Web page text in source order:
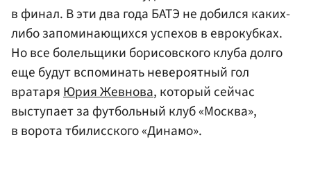
в финал. В эти два года БАТЭ не добился каких-
либо запоминающихся успехов в еврокубках.
Но все болельщики борисовского клуба долго
еще будут вспоминать невероятный гол
вратаряЮрия Жевнова, который сейчас
выступает за футбольный клуб «Москва»,
в ворота тбилисского «Динамо».